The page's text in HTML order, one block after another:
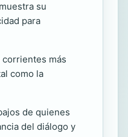
su
para
más
como la
de quienes
del diálogo y